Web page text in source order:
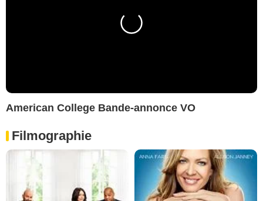
American College Bande-annonce VO
Filmographie